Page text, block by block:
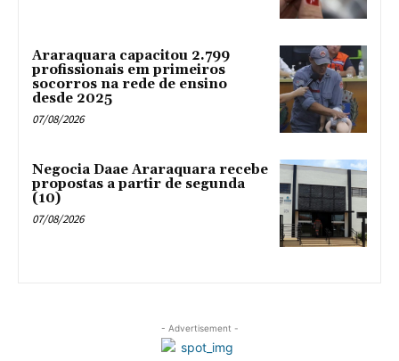
Araraquara capacitou 2.799
profissionais em primeiros
socorros na rede de ensino
desde 2025
07/08/2026
Negocia Daae Araraquara recebe
propostas a partir de segunda
(10)
07/08/2026
- Advertisement -